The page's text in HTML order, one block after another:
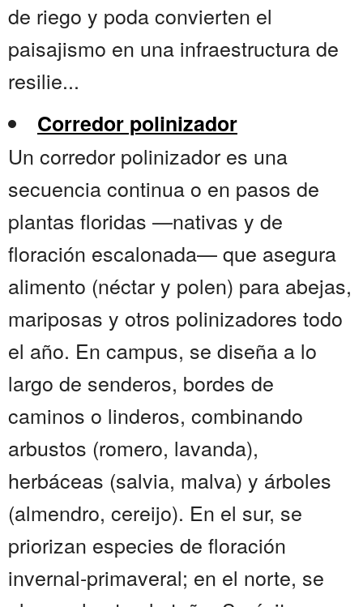
de riego y poda convierten el
paisajismo en una infraestructura de
resilie...
Corredor polinizador
Un corredor polinizador es una
secuencia continua o en pasos de
plantas floridas —nativas y de
floración escalonada— que asegura
alimento (néctar y polen) para abejas,
mariposas y otros polinizadores todo
el año. En campus, se diseña a lo
largo de senderos, bordes de
caminos o linderos, combinando
arbustos (romero, lavanda),
herbáceas (salvia, malva) y árboles
(almendro, cereijo). En el sur, se
priorizan especies de floración
invernal-primaveral; en el norte, se